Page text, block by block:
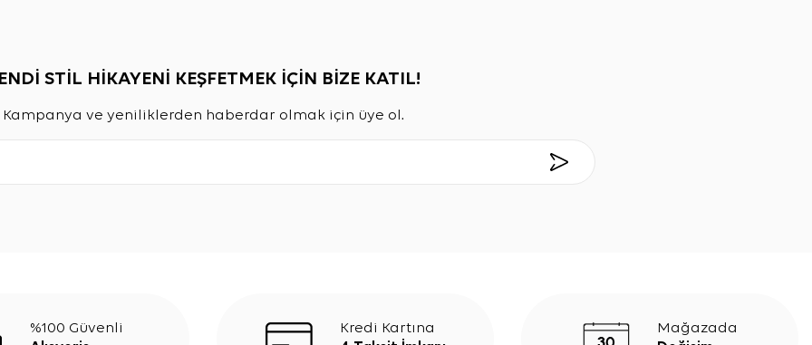
STİL HİKAYENİ KEŞFETMEK İÇİN BİZE KATIL!
Kampanya ve yeniliklerden haberdar olmak için üye ol.
%100 Güvenli
Kredi Kartına
Mağazada